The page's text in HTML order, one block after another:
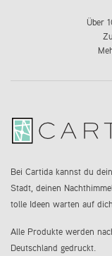
Über
Bei Cartida kannst du
Stadt, deinen
tolle Ideen warten auf
Alle Produkte werden
Deutschland gedruckt.